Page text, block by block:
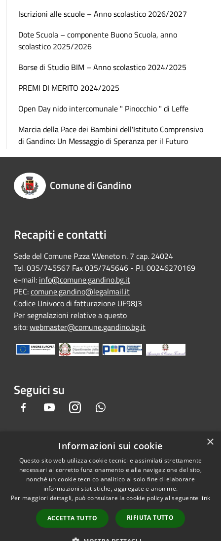
Iscrizioni alle scuole – Anno scolastico 2026/2027
Dote Scuola – componente Buono Scuola, anno
scolastico 2025/2026
Borse di Studio BIM – Anno scolastico 2024/2025
PREMI DI MERITO 2024/2025
Open Day nido intercomunale " Pinocchio " di Leffe
Marcia della Pace dei Bambini dell'Istituto Comprensivo
di Gandino: Un Messaggio di Speranza per il Futuro
Comune di Gandino
Recapiti e contatti
Sede del Comune P.zza V.Veneto n. 7 cap. 24024
Tel. 035/745567 Fax 035/745646 - P.I. 00246270169
e-mail: info@comune.gandino.bg.it
PEC:comune.gandino@legalmail.it
Codice Univoco di fatturazione UF98J3
Per segnalazioni relative a questo
sito:webmaster@comune.gandino.bg.it
Seguici su
Facebook YoutubeInstagram
Accessibilità
Privacy
Mappa del sito
Dichiarazione e Feedback
Gandino • Powered by
Municipium•Accesso
redazione
×
Informazioni sui cookie
Questo sito web utilizza cookie tecnici e assimilati strettamente
necessari al corretto funzionamento e alla navigazione del sito,
nonché un cookie tecnico analitico al solo fine di elaborare
informazioni statistiche, aggregate e anonime.
Per maggiori dettagli, può consultare la cookie policy al seguente link
ACCETTA TUTTO RIFIUTA TUTTO